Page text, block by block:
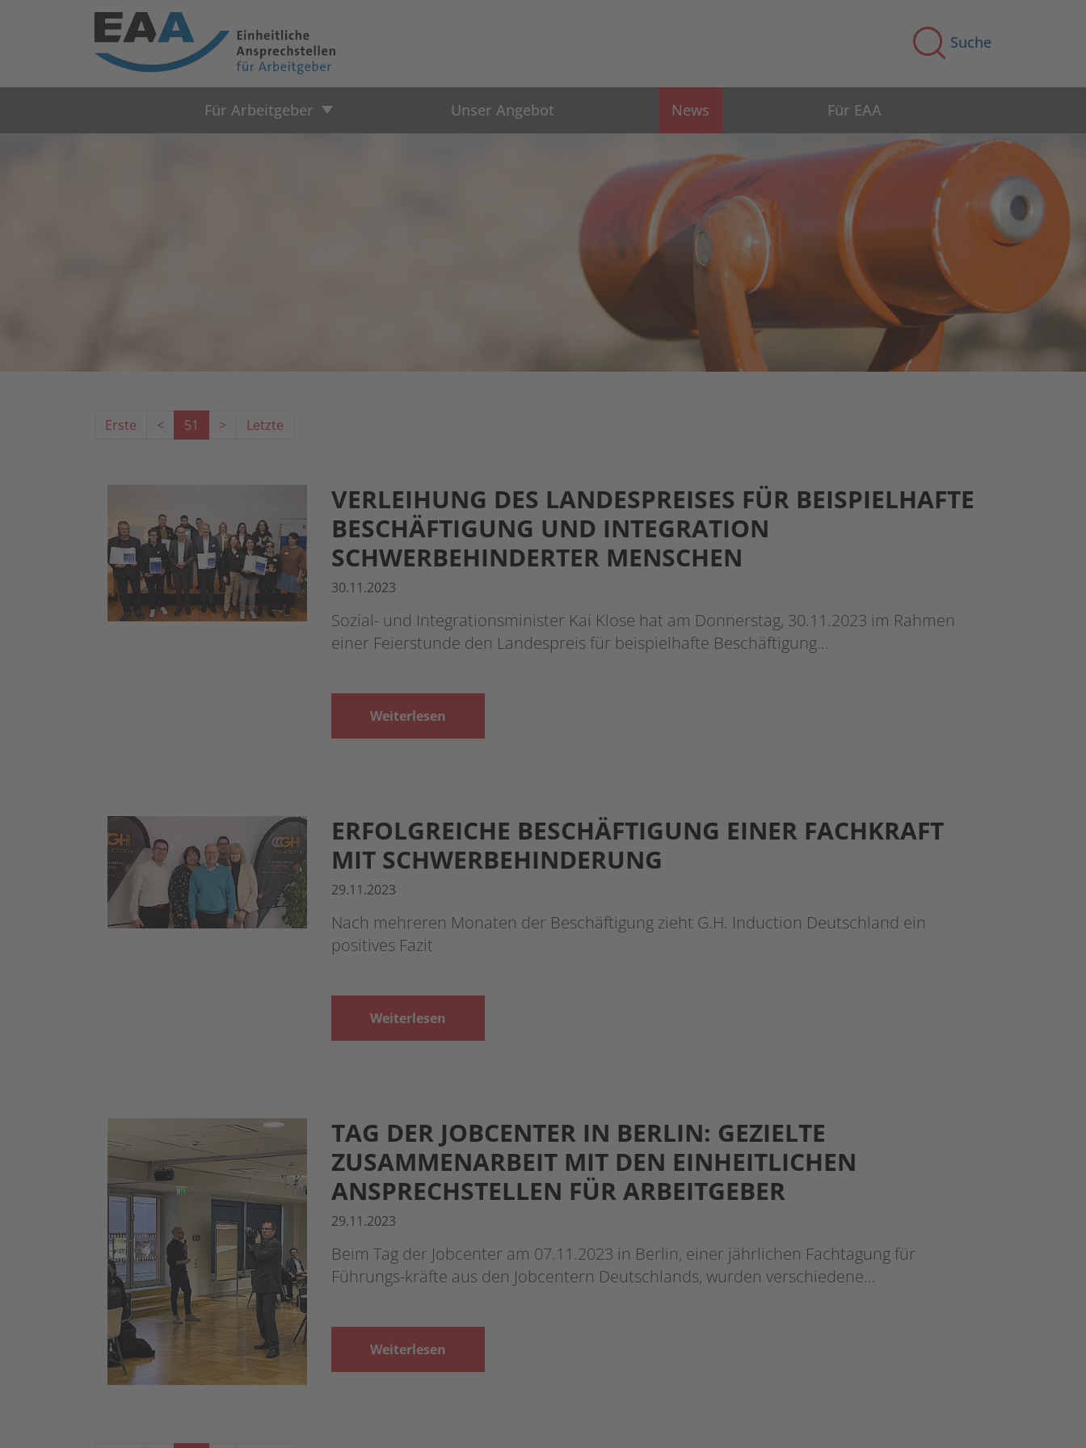
Suche
Für Arbeitgeber Unser Angebot News Für EAA
Erste < 51 > Letzte
VERLEIHUNG DES LANDESPREISES FÜR BEISPIELHAFTE
BESCHÄFTIGUNG UND INTEGRATION
SCHWERBEHINDERTER MENSCHEN
30.11.2023
Sozial- und Integrationsminister Kai Klose hat am Donnerstag, 30.11.2023 im Rahmen
einer Feierstunde den Landespreis für beispielhafte Beschäftigung…
Weiterlesen
ERFOLGREICHE BESCHÄFTIGUNG EINER FACHKRAFT
MIT SCHWERBEHINDERUNG
29.11.2023
Nach mehreren Monaten der Beschäftigung zieht G.H. Induction Deutschland ein
positives Fazit
Weiterlesen
TAG DER JOBCENTER IN BERLIN: GEZIELTE
ZUSAMMENARBEIT MIT DEN EINHEITLICHEN
ANSPRECHSTELLEN FÜR ARBEITGEBER
29.11.2023
Beim Tag der Jobcenter am 07.11.2023 in Berlin, einer jährlichen Fachtagung für
Führungs-kräfte aus den Jobcentern Deutschlands, wurden verschiedene…
Weiterlesen